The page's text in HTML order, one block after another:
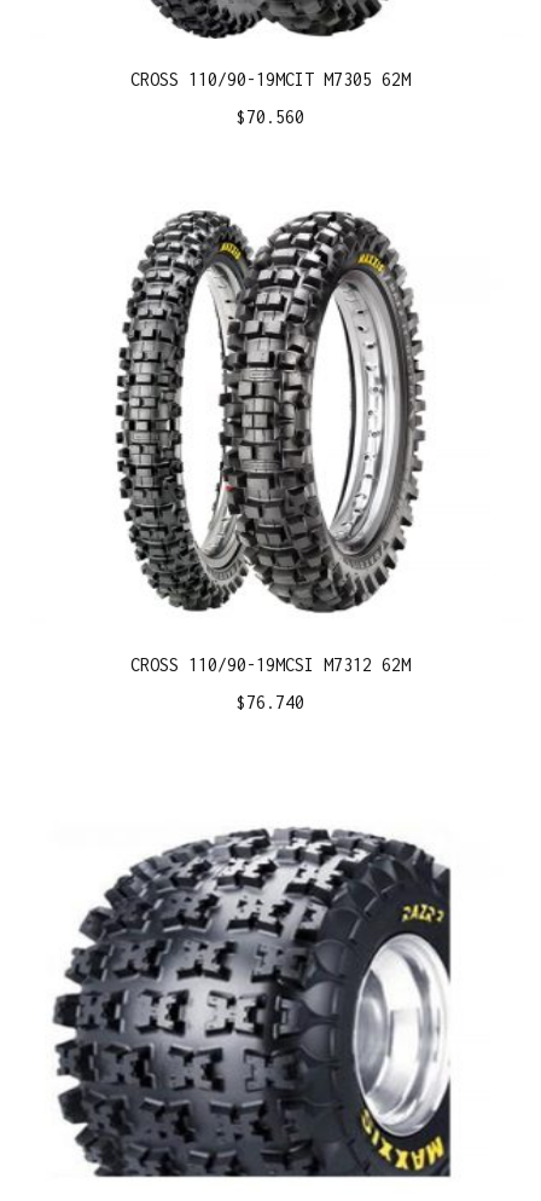
CROSS 110/90-19MCIT M7305 62M
$70.560
CROSS 110/90-19MCSI M7312 62M
$76.740